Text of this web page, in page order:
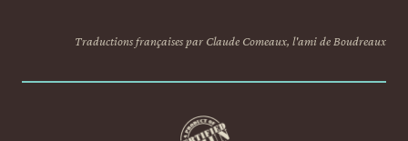
Traductions françaises par Claude Comeaux, l'ami de Boudreaux